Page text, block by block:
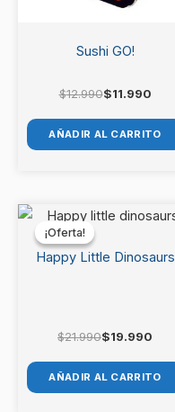
Sushi GO!
$12.990$11.990
AÑADIR AL CARRITO
¡Oferta!
¡Oferta!
Happy Little Dinosaurs
$21.990
El
era:
$19.990
El
es:
AÑADIR AL CARRITO